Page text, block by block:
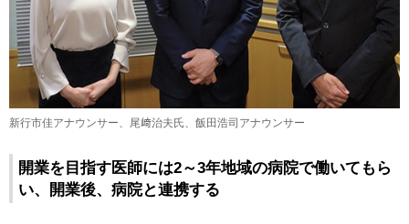
新行市佳アナウンサー、尾﨑治夫氏、飯田浩司アナウンサー
開業を目指す医師には2～3年地域の病院で働いてもら
い、開業後、病院と連携する